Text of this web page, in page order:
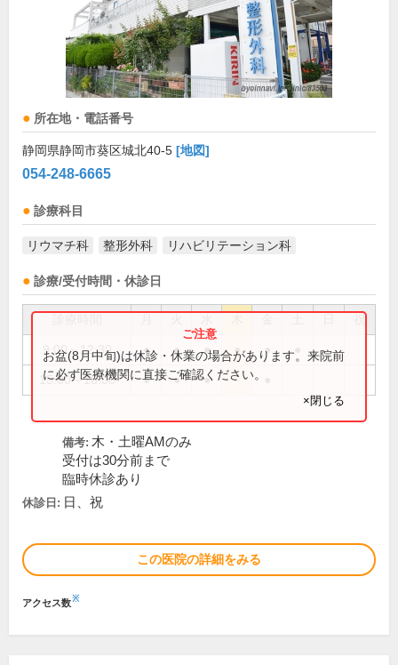
所在地・電話番号
静岡県静岡市葵区城北40-5 [地図]
054-248-6665
診療科目
リウマチ科 整形外科 リハビリテーション科
診療/受付時間・休診日
祝
9:00～12:30 ● ● ● ● ●
15:00～18:00 ● ● ●
お盆(8月中旬)は休診・休業の場合があります。来院前
に必ず医療機関に直接ご確認ください。
×閉じる
備考: 木・土曜AMのみ
受付は30分前まで
臨時休診あり
休診日: 日、祝
この医院の詳細をみる
アクセス数※